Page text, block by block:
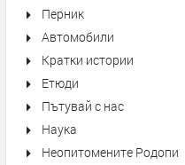
Перник
Автомобили
Кратки истории
Етюди
Пътувай с нас
Наука
Неопитомените Родопи